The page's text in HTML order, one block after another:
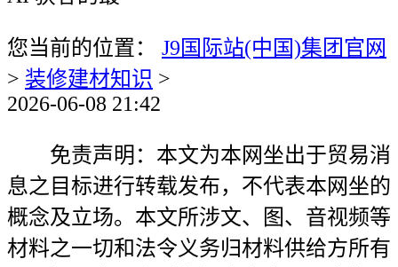
您当前的位置： J9国际站(中国)集团官网
> 装修建材知识 >
2026-06-08 21:42
免责声明：本文为本网坐出于贸易消
息之目标进行转载发布，不代表本网坐的
概念及立场。本文所涉文、图、音视频等
材料之一切和法令义务归材料供给方所有